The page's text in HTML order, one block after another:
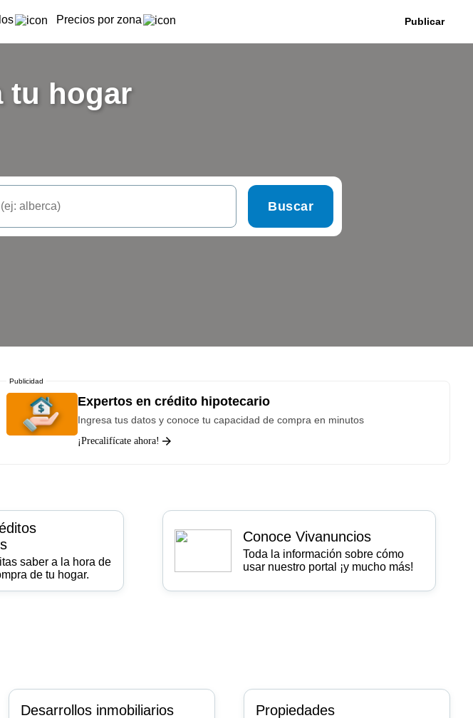
Precios por zona Publicar
tu hogar
Buscar
Publicidad
Expertos en crédito hipotecario
Ingresa tus datos y conoce tu capacidad de compra en minutos
¡Precalifícate ahora!
saber a la hora de
de tu hogar.
Conoce Vivanuncios
Toda la información sobre cómo
usar nuestro portal ¡y mucho más!
Desarrollos inmobiliarios
Propiedades